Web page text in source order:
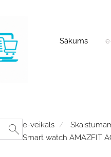
Sākums
e-veikals
Smart watch AMAZFIT